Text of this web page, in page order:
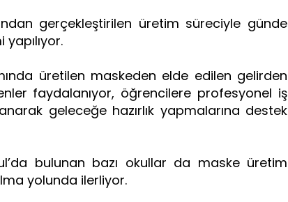
gerçekleştirilen üretim süreciyle günde
üretilen maskeden elde edilen gelirden
faydalanıyor, öğrencilere profesyonel iş
geleceğe hazırlık yapmalarına destek
bulunan bazı okullar da maske üretim
yolunda ilerliyor.